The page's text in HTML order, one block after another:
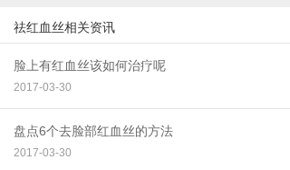
祛红血丝相关资讯
脸上有红血丝该如何治疗呢
2017-03-30
盘点6个去脸部红血丝的方法
2017-03-30